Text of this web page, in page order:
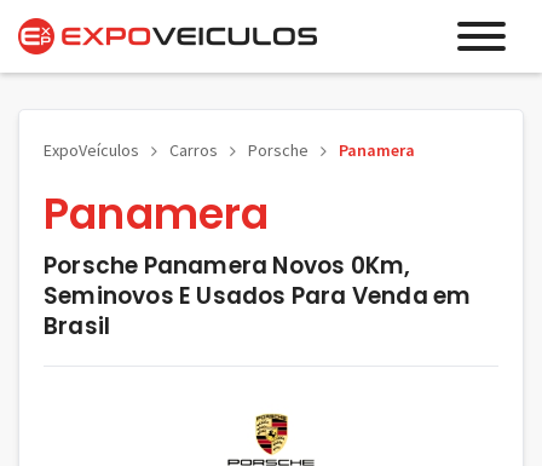
ExpoVeículos Carros Porsche Panamera
Panamera
Porsche Panamera Novos 0Km,
Seminovos E Usados Para Venda em
Brasil